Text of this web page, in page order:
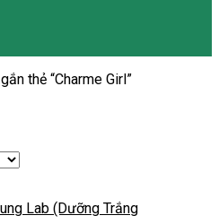
thẻ “Charme Girl”